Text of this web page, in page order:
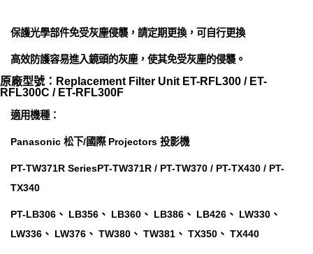
保護光學部件免受灰塵侵襲，請定期更換，可自行更換
高效防護容易進入鏡頭的灰塵，使其免受灰塵的侵襲。
原廠型號：Replacement Filter Unit ET-RFL300 / ET-
RFL300C / ET-RFL300F
適用機種：
Panasonic 松下/國際 Projectors 投影機
PT-TW371R SeriesPT-TW371R / PT-TW370 / PT-TX430 / PT-
TX340
PT-LB306、 LB356、 LB360、 LB386、 LB426、 LW330、
LW336、 LW376、 TW380、 TW381、 TX350、 TX440